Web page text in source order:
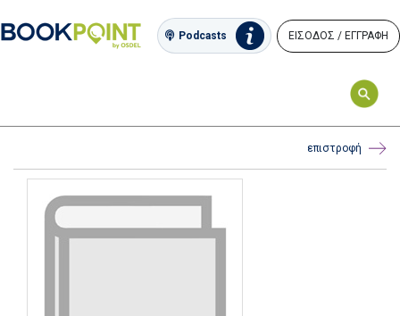
Podcasts ΕΙΣΟΔΟΣ / ΕΓΓΡΑΦΗ
επιστροφή